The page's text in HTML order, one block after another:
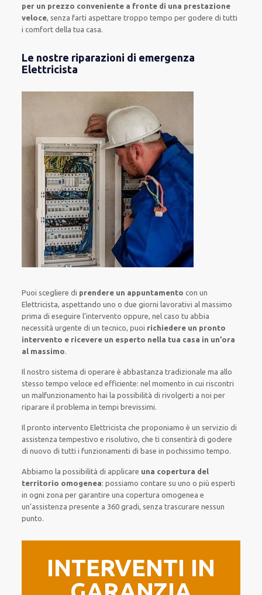
per un prezzo conveniente a fronte di una prestazione
veloce, senza farti aspettare troppo tempo per godere di tutti
i comfort della tua casa.
Le nostre riparazioni di emergenza
Elettricista
Puoi scegliere di prendere un appuntamento con un
Elettricista, aspettandouno o due giorni lavorativi al massimo
prima dieseguire l’intervento oppure, nel caso tu abbia
necessità urgente di un tecnico, puoi richiedere un pronto
intervento e ricevere un esperto nella tua casa in un’ora
al massimo.
Il nostro sistema di operare è abbastanza tradizionale ma allo
stesso tempo veloce ed efficiente: nel momento in cuiriscontri
un malfunzionamento hai la possibilità di rivolgerti a noi per
riparare ilproblema in tempi brevissimi.
Il pronto intervento Elettricistache proponiamo èun servizio di
assistenza tempestivo e risolutivo, che ticonsentirà di godere
di nuovodi tutti i funzionamenti di base in pochissimo tempo.
Abbiamo la possibilità di applicare una copertura del
territorio omogenea:possiamo contare su uno o piùesperti
in ogni zona pergarantire una coperturaomogenea e
un’assistenza presente a 360 gradi, senzatrascurarenessun
punto.
INTERVENTI IN